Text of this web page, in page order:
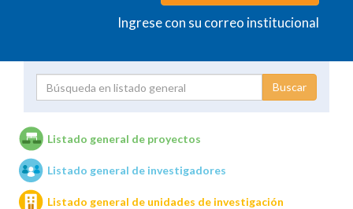
Ingrese con su correo institucional
Unidades de investigación
Listado general de proyectos
Listado general de investigadores
Listado general de unidades de investigación